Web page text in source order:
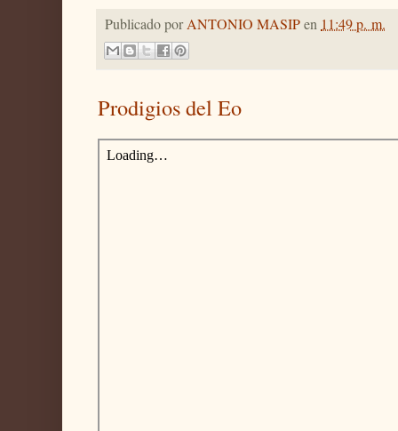
Publicado porANTONIO MASIPen 11:49 p. m.
Prodigios del Eo